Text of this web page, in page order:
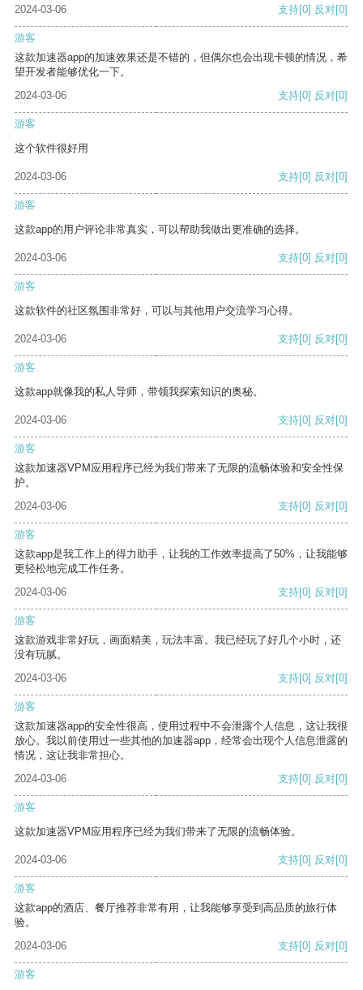
2024-03-06 支持[0] 反对[0]
游客
这款加速器app的加速效果还是不错的，但偶尔也会出现卡顿的情况，希
望开发者能够优化一下。
2024-03-06
支持[0] 反对[0]
游客
这个软件很好用
2024-03-06 支持[0] 反对[0]
游客
这款app的用户评论非常真实，可以帮助我做出更准确的选择。
2024-03-06 支持[0] 反对[0]
游客
这款软件的社区氛围非常好，可以与其他用户交流学习心得。
2024-03-06 支持[0] 反对[0]
游客
这款app就像我的私人导师，带领我探索知识的奥秘。
2024-03-06 支持[0] 反对[0]
游客
这款加速器VPM应用程序已经为我们带来了无限的流畅体验和安全性保
护。
2024-03-06
支持[0] 反对[0]
游客
这款app是我工作上的得力助手，让我的工作效率提高了50%，让我能够
更轻松地完成工作任务。
2024-03-06
支持[0] 反对[0]
游客
这款游戏非常好玩，画面精美，玩法丰富。我已经玩了好几个小时，还
没有玩腻。
2024-03-06
支持[0] 反对[0]
游客
这款加速器app的安全性很高，使用过程中不会泄露个人信息，这让我很
放心。我以前使用过一些其他的加速器app，经常会出现个人信息泄露的
情况，这让我非常担心。
2024-03-06
支持[0] 反对[0]
游客
这款加速器VPM应用程序已经为我们带来了无限的流畅体验。
2024-03-06 支持[0] 反对[0]
游客
这款app的酒店、餐厅推荐非常有用，让我能够享受到高品质的旅行体
验。
2024-03-06
支持[0] 反对[0]
游客